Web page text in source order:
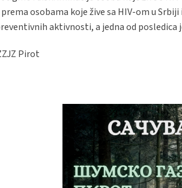
osobama koje žive sa HIV-om u
aktivnosti, a jedna od posledica
Pirot